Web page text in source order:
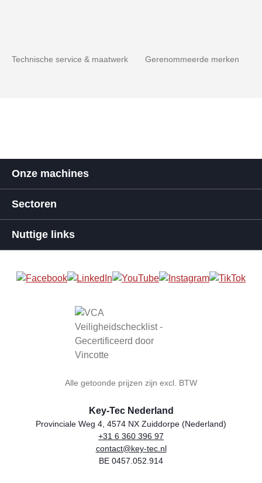
Technische service & maatwerk Gerenommeerde merken
Onze machines
Sectoren
Nuttige links
Alle getoonde prijzen zijn excl. BTW
Winkelnaam
Key-Tec Nederland
Adres
Provinciale Weg 4, 4574 NX Zuiddorpe (Nederland)
Telefoon
+31 6 360 396 97
E-mail
contact@key-tec.nl
BTW-nummer
BE 0457.052.914